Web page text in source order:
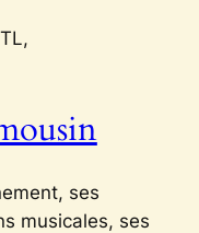
ses
musicales, ses